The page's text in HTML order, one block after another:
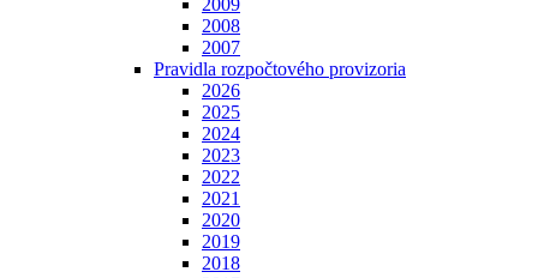
2009
2008
2007
Pravidla rozpočtového provizoria
2026
2025
2024
2023
2022
2021
2020
2019
2018